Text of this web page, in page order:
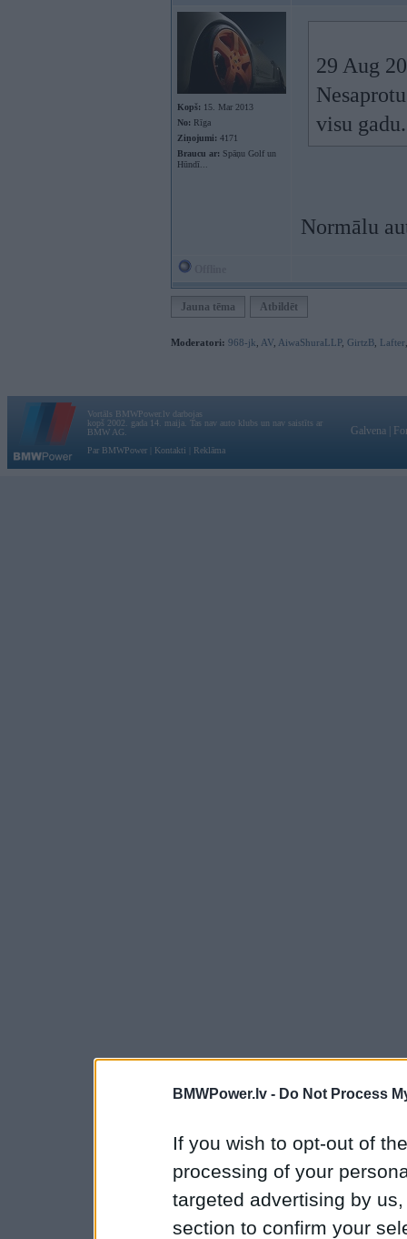
BMWPower.lv - Do Not Process
If you wish to opt-out of
processing of your
targeted advertising by
section to confirm your
Kopš: 15. Mar 2013
No: Rīga
Ziņojumi: 4171
Braucu ar: Spāņu Golf un
Hūndī...
29 Aug
visu
Normālu
Jauna tēma Atbildēt
Moderatori: 968-jk AV AiwaShuraLLP, GirtzB Lafter
Vortāls BMWPower.lv darbojas
kopš 2002. gada 14. maija. Tas nav auto klubs un nav saistīts ar
BMW AG.
Par BMWPower
Kontakti Reklāma
Galvena